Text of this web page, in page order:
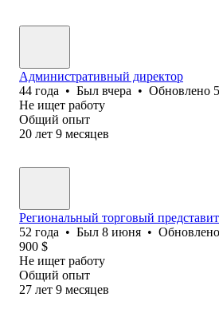
Административный директор
44 года • Был вчера • Обновлено
Не ищет работу
Общий опыт
20 лет 9 месяцев
Региональный торговый
52 года • Был 8 июня • Обновлено
900 $
Не ищет работу
Общий опыт
27 лет 9 месяцев